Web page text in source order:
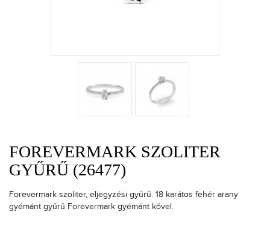
FOREVERMARK SZOLITER
GYŰRŰ (26477)
Forevermark szoliter, eljegyzési gyűrű. 18 karátos fehér arany
gyémánt gyűrű Forevermark gyémánt kővel.